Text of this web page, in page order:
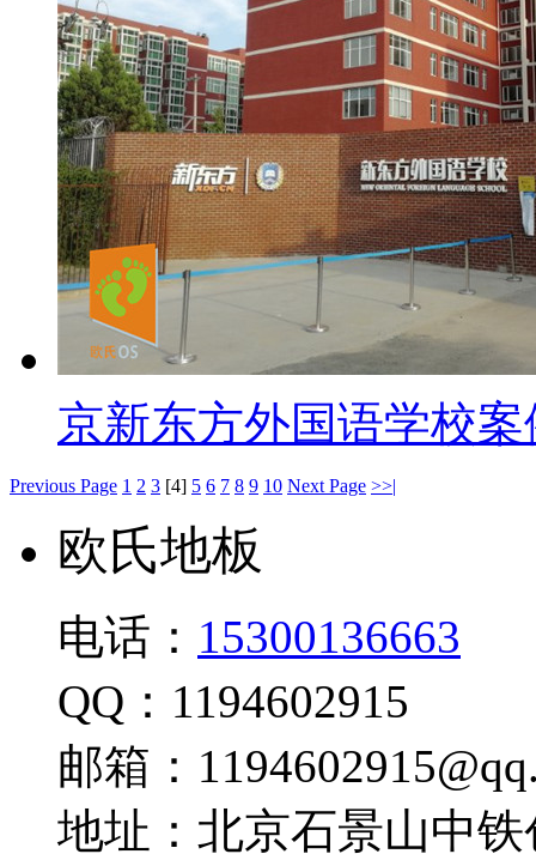
京新东方外国语学校案
Previous Page 1 2 3 [4] 5 6 7 8 9 10 Next Page >>|
欧氏地板
电话： 15300136663
QQ：1194602915
邮箱：
地址：北京石景山中